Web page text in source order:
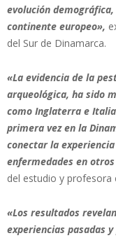
evolución
continente europeo»,
del Sur de Dinamarca.
«La evidencia de la
arqueológica, ha sido
como Inglaterra e
primera vez en la
conectar la
enfermedades en
del estudio y profesora
«Los resultados
experiencias pasadas